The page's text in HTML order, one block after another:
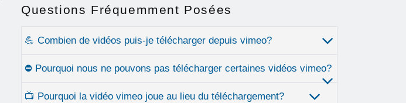
Questions Fréquemment Posées
💪 Combien de vidéos puis-je télécharger depuis vimeo?
⛔ Pourquoi nous ne pouvons pas télécharger certaines vidéos vimeo?
📺 Pourquoi la vidéo vimeo joue au lieu du téléchargement?